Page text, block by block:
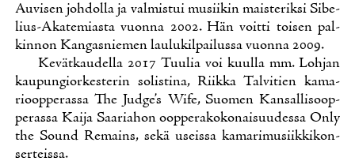
Au­vi­sen joh­dol­la ja val­mis­tui musii­kin mais­te­rik­si Si­be­
lius-Aka­te­mias­ta vuon­na 2002. Hän voit­ti toi­sen pal­
kin­non Kan­gas­nie­men lau­lu­kil­pai­lus­sa vuon­na 2009.
Ke­vät­kau­del­la 2017 Tuu­lia voi kuul­la mm. Loh­jan
kau­pun­gior­kes­te­rin so­lis­ti­na, Riik­ka Tal­vi­tien ka­ma­
rioop­pe­ras­sa The Jud­ge’s Wi­fe, Suo­men Kan­sal­li­soop­
pe­ras­sa Kai­ja Saa­ria­hon oop­pe­ra­ko­ko­nai­suu­des­sa On­ly
the Sound Re­mains, se­kä useis­sa ka­ma­ri­musiik­ki­kon­
ser­teis­sa.